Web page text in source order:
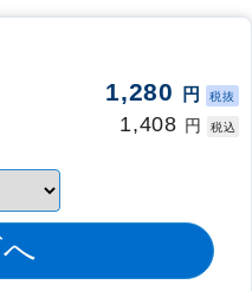
1,280 円 税抜
1,408 円 税込